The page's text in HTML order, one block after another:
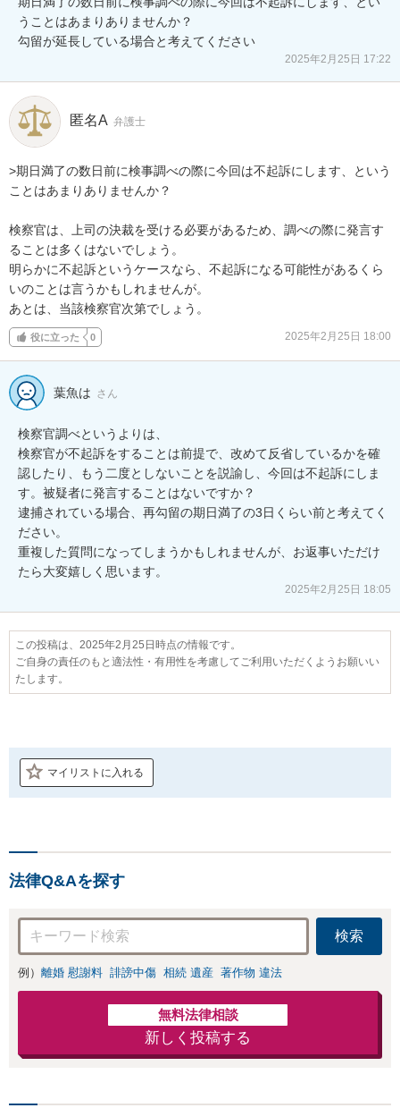
うことはあまりありませんか？
勾留が延長している場合と考えてください
2025年2月25日 17:22
匿名A 弁護士
>期日満了の数日前に検事調べの際に今回は不起訴にします、という
ことはあまりありませんか？
検察官は、上司の決裁を受ける必要があるため、調べの際に発言す
ることは多くはないでしょう。
明らかに不起訴というケースなら、不起訴になる可能性があるくら
いのことは言うかもしれませんが。
あとは、当該検察官次第でしょう。
役に立った 0 2025年2月25日 18:00
葉魚は さん
検察官調べというよりは、
検察官が不起訴をすることは前提で、改めて反省しているかを確
認したり、もう二度としないことを説諭し、今回は不起訴にしま
す。被疑者に発言することはないですか？
逮捕されている場合、再勾留の期日満了の3日くらい前と考えてく
ださい。
重複した質問になってしまうかもしれませんが、お返事いただけ
たら大変嬉しく思います。
2025年2月25日 18:05
この投稿は、2025年2月25日時点の情報です。
ご自身の責任のもと適法性・有用性を考慮してご利用いただくようお願いい
たします。
マイリストに入れる
法律Q&Aを探す
検索
例） 離婚 慰謝料 誹謗中傷 相続 遺産 著作物 違法
無料法律相談
新しく投稿する